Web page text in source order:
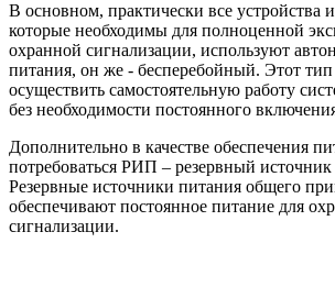
В основном, практически все устройства
которые необходимы для полноценной
охранной сигнализации, используют
питания, он же - бесперебойный. Этот тип
осуществить самостоятельную работу
без необходимости постоянного
Дополнительно в качестве обеспечения
потребоваться РИП – резервный
Резервные источники питания общего
обеспечивают постоянное питание для
сигнализации.